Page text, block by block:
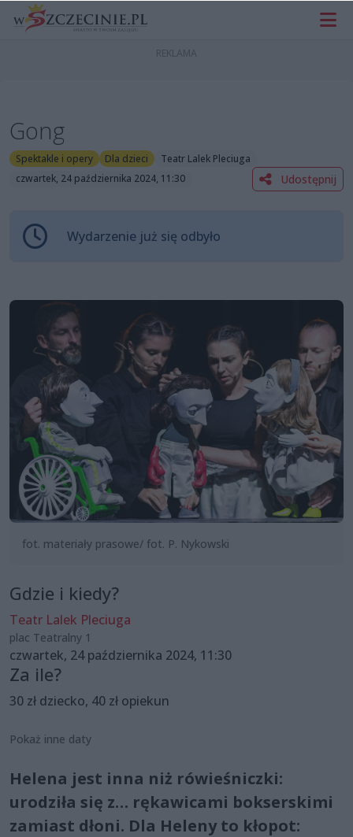
Gong
Spektakle i opery Dla dzieci
Teatr Lalek Pleciuga
czwartek, 24 października 2024, 11:30
Udostępnij
Wydarzenie już się odbyło
fot. materiały prasowe/ fot. P. Nykowski
Gdzie i kiedy?
Teatr Lalek Pleciuga
plac Teatralny 1
czwartek, 24 października 2024, 11:30
Za ile?
30 zł dziecko, 40 zł opiekun
Pokaż inne daty
Helena jest inna niż rówieśniczki:
urodziła się z… rękawicami bokserskimi
zamiast dłoni. Dla Heleny to kłopot: